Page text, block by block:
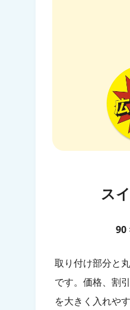
ス
90
取り付け部分と
です。価格、割
を大きく入れや